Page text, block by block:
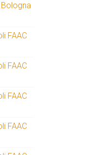
FAAC
FAAC
FAAC
FAAC